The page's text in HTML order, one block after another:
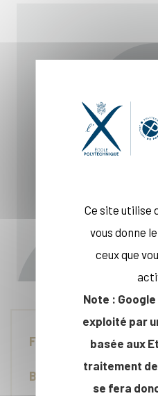
Fonction :
Bureau :
Ce site utilise
vous donne
ceux que
Note :
exploité par
basée aux
traitement
se fera